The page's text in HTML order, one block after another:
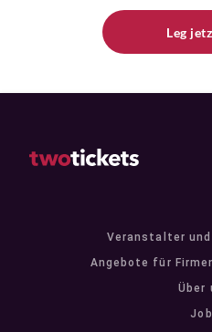
Leg
Veranstalter
Angebote für
Über